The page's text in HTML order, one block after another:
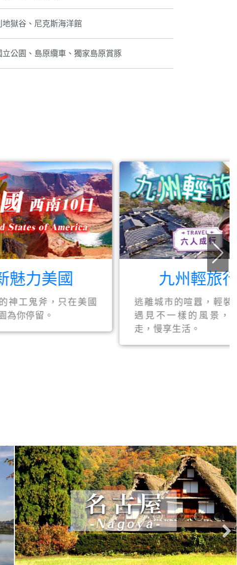
獄谷、尼克斯海洋館
公園、島原纜車、獨家島原賞豚
國
只在美國
九州輕旅行
逃離城市的喧囂，輕裝上路，
遇見不一樣的風景，說走就
走，慢享生活。